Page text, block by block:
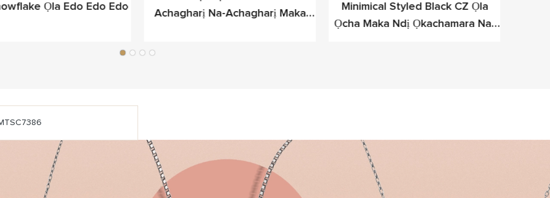
Ọla Edo Edo Edo
Achagharị Na-Achagharị Maka
Minimical Styled Black CZ Ọla
Ọcha Maka Ndị Ọkachamara Na-